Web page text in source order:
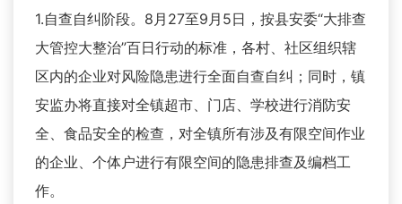
1.自查自纠阶段。8月27至9月5日，按县安委“大排查
大管控大整治”百日行动的标准，各村、社区组织辖
区内的企业对风险隐患进行全面自查自纠；同时，镇
安监办将直接对全镇超市、门店、学校进行消防安
全、食品安全的检查，对全镇所有涉及有限空间作业
的企业、个体户进行有限空间的隐患排查及编档工
作。